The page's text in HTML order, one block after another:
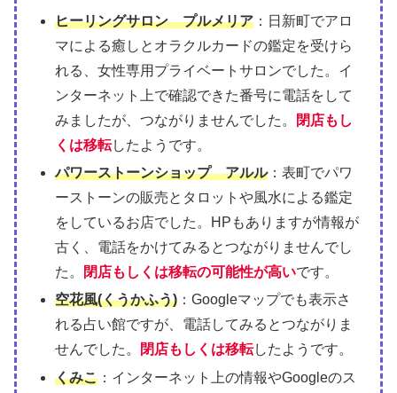
ヒーリングサロン プルメリア ：日新町でアロ
マによる癒しとオラクルカードの鑑定を受けら
れる、女性専用プライベートサロンでした。イ
ンターネット上で確認できた番号に電話をして
みましたが、つながりませんでした。
閉店もし
くは移転したようです。
パワーストーンショップ アルル：表町でパワ
ーストーンの販売とタロットや風水による鑑定
をしているお店でした。HPもありますが情報が
古く、電話をかけてみるとつながりませんでし
た。
閉店もしくは移転の可能性が高いです。
空花風(くうかふう) ：Googleマップでも表示さ
れる占い館ですが、電話してみるとつながりま
せんでした。
閉店もしくは移転したようです。
くみこ ：インターネット上の情報やGoogleのス